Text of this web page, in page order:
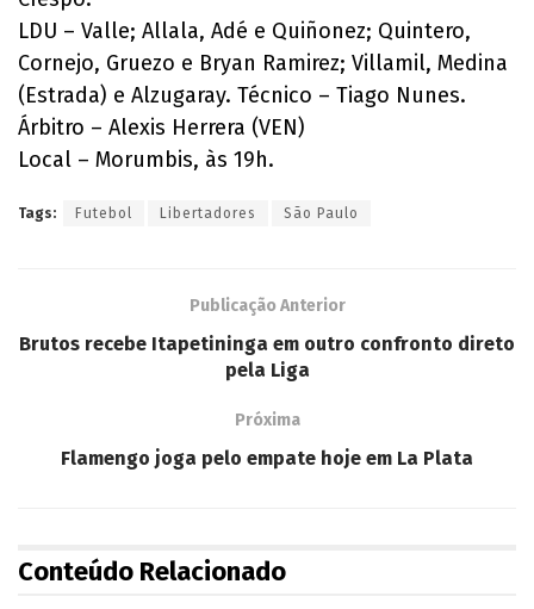
LDU – Valle; Allala, Adé e Quiñonez; Quintero,
Cornejo, Gruezo e Bryan Ramirez; Villamil, Medina
(Estrada) e Alzugaray. Técnico – Tiago Nunes.
Árbitro – Alexis Herrera (VEN)
Local – Morumbis, às 19h.
Tags: Futebol Libertadores São Paulo
Publicação Anterior
Brutos recebe Itapetininga em outro confronto direto
pela Liga
Próxima
Flamengo joga pelo empate hoje em La Plata
Conteúdo Relacionado